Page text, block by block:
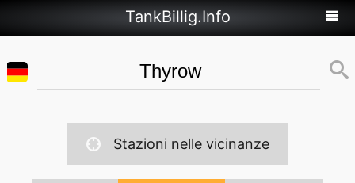
TankBillig.Info
Stazioni nelle vicinanze